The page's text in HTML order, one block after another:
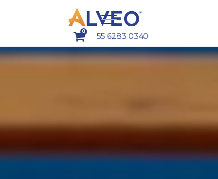
0
55 6283 0340